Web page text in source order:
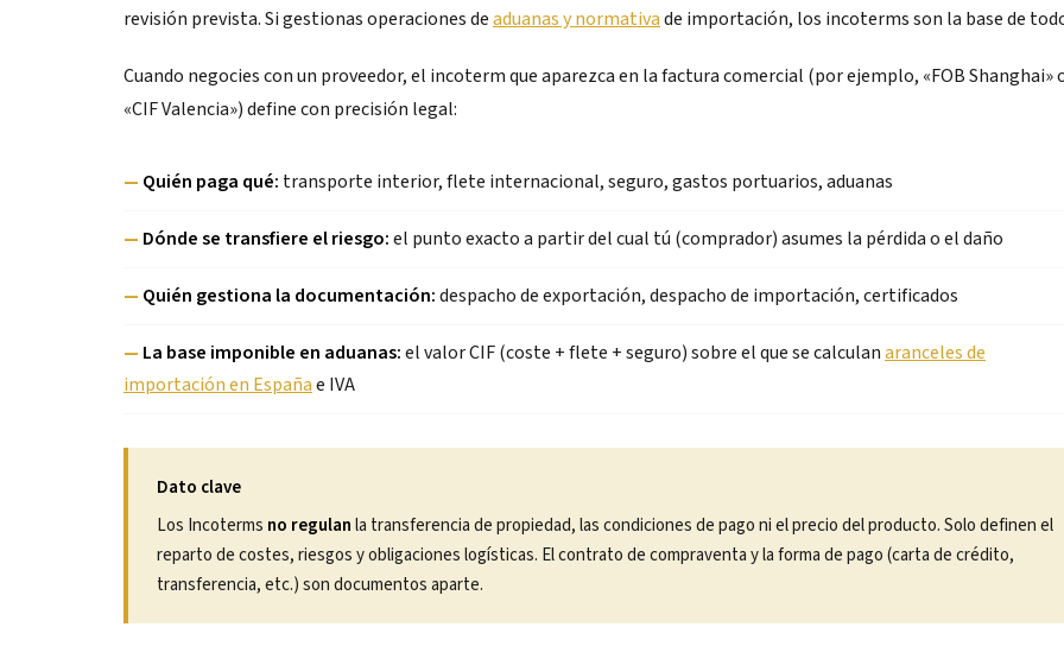
revisión prevista. Si gestionas operaciones deaduanas y normativade importación, los incoterms son la base de
Cuando negocies con un proveedor, el incoterm que aparezca en la factura comercial (por ejemplo, «FOB Shanghai»
«CIF Valencia») define con precisión legal:
— Quién paga qué: transporte interior, flete internacional, seguro, gastos portuarios, aduanas
— Dónde se transfiere el riesgo:el punto exacto a partir del cual tú (comprador) asumes la pérdida o el daño
— Quién gestiona la documentación:despacho de exportación, despacho de importación, certificados
— La base imponible en aduanas:el valor CIF (coste + flete + seguro) sobre el que se calculanaranceles de
importación en Españae IVA
Dato clave
Los Incoterms no regulanla transferencia de propiedad, las condiciones de pago ni el precio del producto. Solo definen el
reparto de costes, riesgos y obligaciones logísticas. El contrato de compraventa y la forma de pago (carta de crédito,
transferencia, etc.) son documentos aparte.